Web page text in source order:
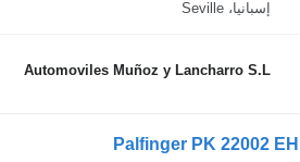
إسبانيا، Seville
Automoviles Muñoz y Lancharro S.L
Palfinger PK 22002 EH